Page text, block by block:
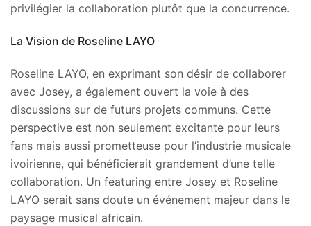
privilégier la collaboration plutôt que la concurrence.
La Vision de Roseline LAYO
Roseline LAYO, en exprimant son désir de collaborer
avec Josey, a également ouvert la voie à des
discussions sur de futurs projets communs. Cette
perspective est non seulement excitante pour leurs
fans mais aussi prometteuse pour l’industrie musicale
ivoirienne, qui bénéficierait grandement d’une telle
collaboration. Un featuring entre Josey et Roseline
LAYO serait sans doute un événement majeur dans le
paysage musical africain.